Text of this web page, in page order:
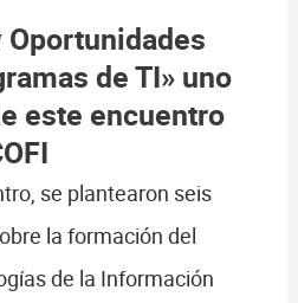
Oportunidades
de TI» uno
este encuentro
se plantearon seis
la formación del
de la Información